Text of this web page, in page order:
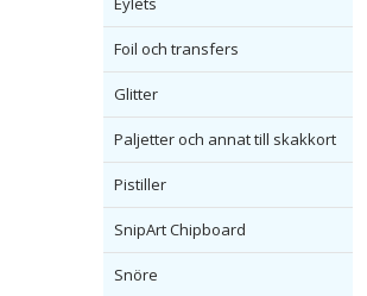
Foil och transfers
Glitter
Paljetter och annat till skakkort
Pistiller
SnipArt Chipboard
Snöre